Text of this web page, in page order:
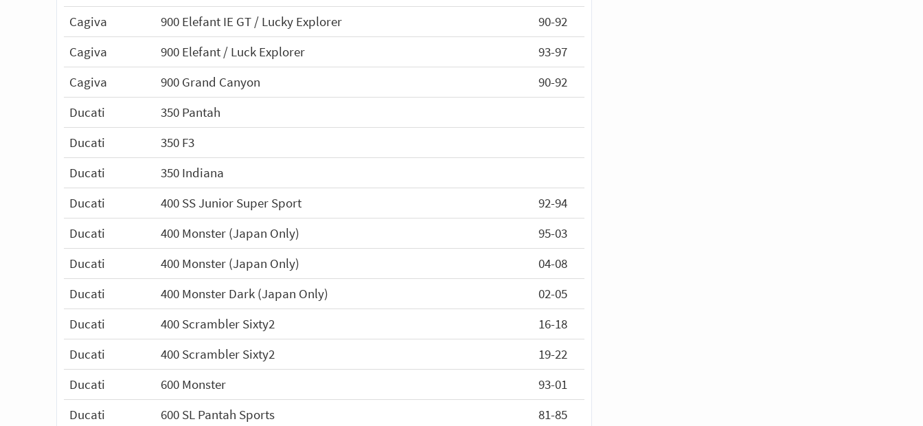
Cagiva
900 Elefant IE GT / Lucky Explorer
90-92
Cagiva
900 Elefant / Luck Explorer
93-97
Cagiva
900 Grand Canyon
90-92
Ducati
350 Pantah
Ducati
350 F3
Ducati
350 Indiana
Ducati
400 SS Junior Super Sport
92-94
Ducati
400 Monster (Japan Only)
95-03
Ducati
400 Monster (Japan Only)
04-08
Ducati
400 Monster Dark (Japan Only)
02-05
Ducati
400 Scrambler Sixty2
16-18
Ducati
400 Scrambler Sixty2
19-22
Ducati
600 Monster
93-01
Ducati
600 SL Pantah Sports
81-85